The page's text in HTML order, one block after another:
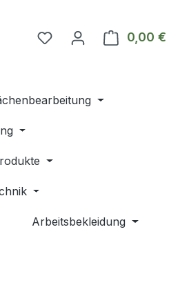
Du hast 0 Produkte auf
0,00 €
Arbeitsbekleidung